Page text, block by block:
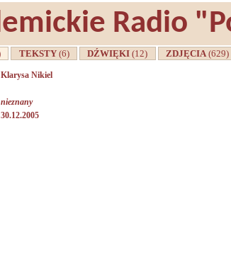
Radio
TEKSTY (6) DŹWIĘKI(12) ZDJĘCIA(629)
Klarysa Nikiel
nieznany
30.12.2005